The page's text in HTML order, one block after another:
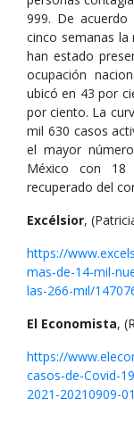
999. De
cinco semanas
han estado
ocupación
ubicó en 43 por
por ciento. La
mil 630 casos
el mayor
México con
recuperado del
Excélsior,
https://
mas-de-14-mil-
las-266-mil/
El Economista,
https://
casos-de-Covid-
2021-20210909-